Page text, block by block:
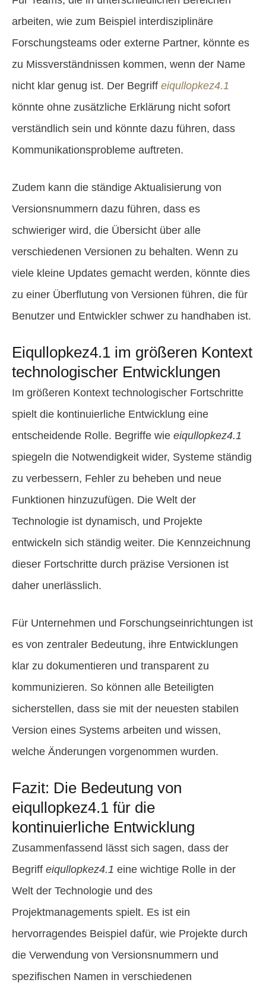
arbeiten, wie zum Beispiel interdisziplinäre
Forschungsteams oder externe Partner, könnte es
zu Missverständnissen kommen, wenn der Name
nicht klar genug ist. Der Begriff eiqullopkez4.1
könnte ohne zusätzliche Erklärung nicht sofort
verständlich sein und könnte dazu führen, dass
Kommunikationsprobleme auftreten.
Zudem kann die ständige Aktualisierung von
Versionsnummern dazu führen, dass es
schwieriger wird, die Übersicht über alle
verschiedenen Versionen zu behalten. Wenn zu
viele kleine Updates gemacht werden, könnte dies
zu einer Überflutung von Versionen führen, die für
Benutzer und Entwickler schwer zu handhaben ist.
Eiqullopkez4.1 im größeren Kontext
technologischer Entwicklungen
Im größeren Kontext technologischer Fortschritte
spielt die kontinuierliche Entwicklung eine
entscheidende Rolle. Begriffe wie eiqullopkez4.1
spiegeln die Notwendigkeit wider, Systeme ständig
zu verbessern, Fehler zu beheben und neue
Funktionen hinzuzufügen. Die Welt der
Technologie ist dynamisch, und Projekte
entwickeln sich ständig weiter. Die Kennzeichnung
dieser Fortschritte durch präzise Versionen ist
daher unerlässlich.
Für Unternehmen und Forschungseinrichtungen ist
es von zentraler Bedeutung, ihre Entwicklungen
klar zu dokumentieren und transparent zu
kommunizieren. So können alle Beteiligten
sicherstellen, dass sie mit der neuesten stabilen
Version eines Systems arbeiten und wissen,
welche Änderungen vorgenommen wurden.
Fazit: Die Bedeutung von
eiqullopkez4.1 für die
kontinuierliche Entwicklung
Zusammenfassend lässt sich sagen, dass der
Begriff eiqullopkez4.1 eine wichtige Rolle in der
Welt der Technologie und des
Projektmanagements spielt. Es ist ein
hervorragendes Beispiel dafür, wie Projekte durch
die Verwendung von Versionsnummern und
spezifischen Namen in verschiedenen